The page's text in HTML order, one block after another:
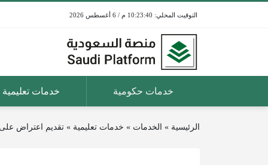
10:23:40 م / 6 أغسطس 2026
خدمات حكومية خدمات تعليمية
الرئيسية » الخدمات » خدمات تعليمية »تقديم اعتراض